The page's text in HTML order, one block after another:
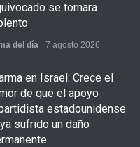
se tornara
del día 7 agosto 2026
en Israel: Crece el
de que el apoyo
estadounidense
sufrido un daño